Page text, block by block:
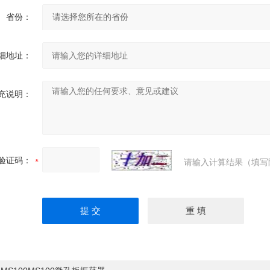
省份：
地址：
说明：
证码： 请输入计算结果（填